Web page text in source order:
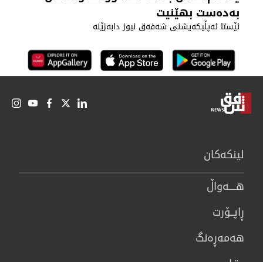
بەدەست بهێنیت
ئێستا ئەپڵیکەیشنی شەفەق نیوز دابەزێنە
لینكەكان
هــــه‌واڵ
ڕاپــۆرت
هه‌مه‌ڕه‌نگ